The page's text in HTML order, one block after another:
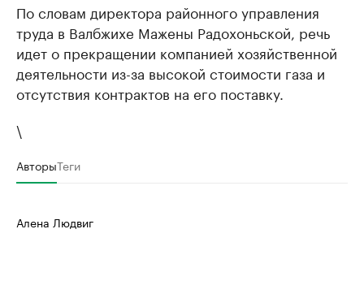
По словам директора районного управления
труда в Валбжихе Мажены Радохоньской, речь
идет о прекращении компанией хозяйственной
деятельности из-за высокой стоимости газа и
отсутствия контрактов на его поставку.
\
АвторыТеги
Алена Людвиг